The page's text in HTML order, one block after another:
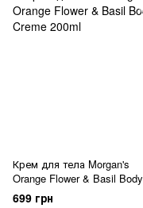
Крем для тела Morgan's
Orange Flower & Basil Body
Creme 200ml
699 грн